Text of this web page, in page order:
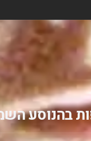
בהנוסע